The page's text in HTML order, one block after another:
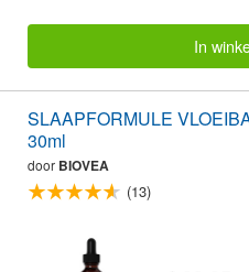
In
SLAAPFORMULE
30ml
door BIOVEA
(13)